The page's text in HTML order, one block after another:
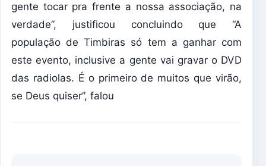
gente tocar pra frente a nossa associação, na
verdade”, justificou concluindo que “A
população de Timbiras só tem a ganhar com
este evento, inclusive a gente vai gravar o DVD
das radiolas. É o primeiro de muitos que virão,
se Deus quiser”, falou